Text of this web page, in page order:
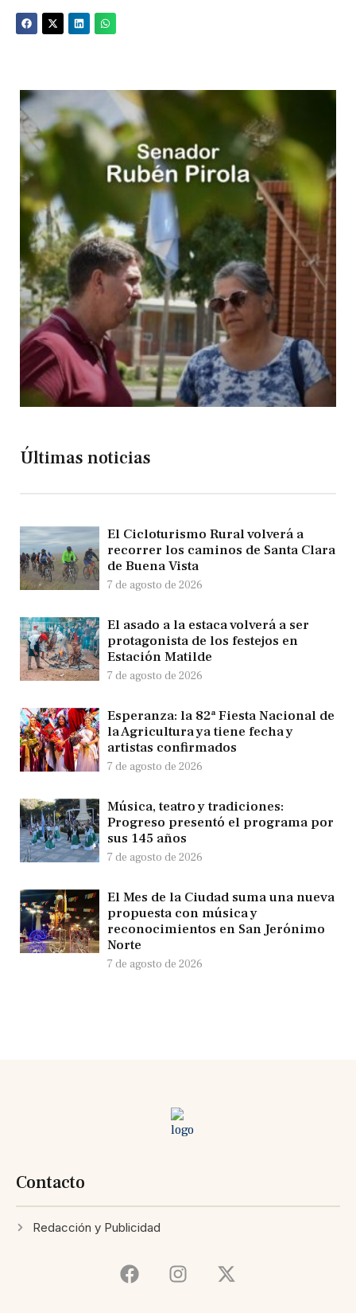
Últimas noticias
El Cicloturismo Rural volverá a
recorrer los caminos de Santa Clara
de Buena Vista
7 de agosto de 2026
El asado a la estaca volverá a ser
protagonista de los festejos en
Estación Matilde
7 de agosto de 2026
Esperanza: la 82ª Fiesta Nacional de
la Agricultura ya tiene fecha y
artistas confirmados
7 de agosto de 2026
Música, teatro y tradiciones:
Progreso presentó el programa por
sus 145 años
7 de agosto de 2026
El Mes de la Ciudad suma una nueva
propuesta con música y
reconocimientos en San Jerónimo
Norte
7 de agosto de 2026
Contacto
Redacción y Publicidad